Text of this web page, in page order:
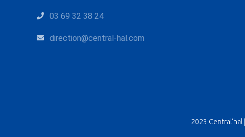
03 69 32 38 24
direction@central-hal.com
2023 Central'hal |